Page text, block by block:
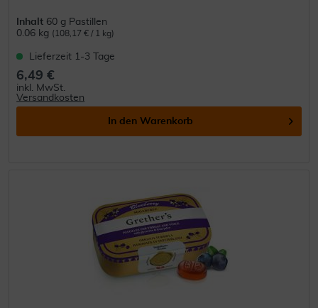
Inhalt 60 g Pastillen
0.06 kg (108,17 € / 1 kg)
Lieferzeit 1-3 Tage
6,49 €
inkl. MwSt.
Versandkosten
In den Warenkorb